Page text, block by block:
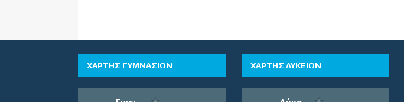
ΧΑΡΤΗΣ ΓΥΜΝΑΣΙΩΝ ΧΑΡΤΗΣ ΛΥΚΕΙΩΝ